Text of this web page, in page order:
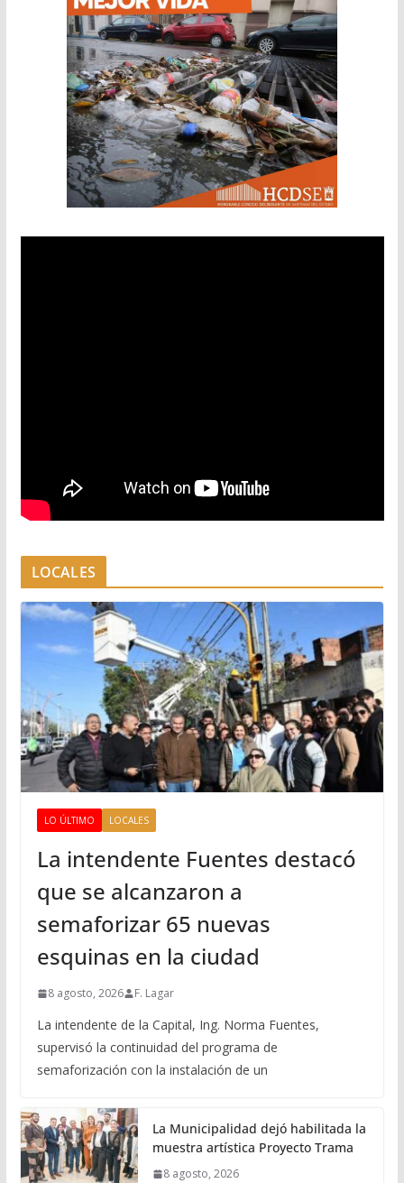
LOCALES
LO ÚLTIMO LOCALES
La intendente Fuentes destacó
que se alcanzaron a
semaforizar 65 nuevas
esquinas en la ciudad
8 agosto, 2026 F. Lagar
La intendente de la Capital, Ing. Norma Fuentes,
supervisó la continuidad del programa de
semaforización con la instalación de un
La Municipalidad dejó habilitada la
muestra artística Proyecto Trama
8 agosto, 2026